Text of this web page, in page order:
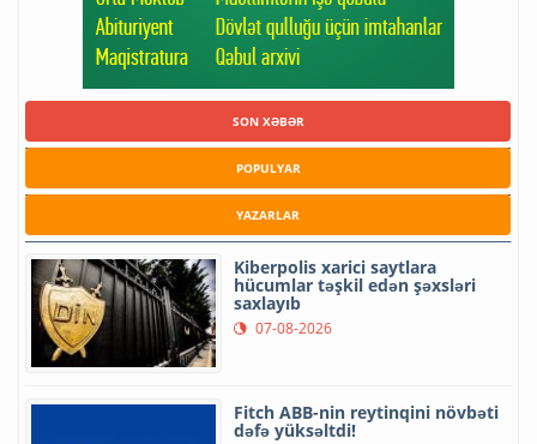
SON XƏBƏR
POPULYAR
YAZARLAR
Kiberpolis xarici saytlara
hücumlar təşkil edən şəxsləri
saxlayıb
07-08-2026
Fitch ABB-nin reytinqini növbəti
dəfə yüksəltdi!